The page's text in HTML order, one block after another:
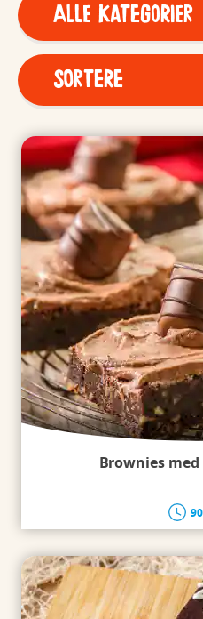
Alle kategorier
Sortere
Brownies